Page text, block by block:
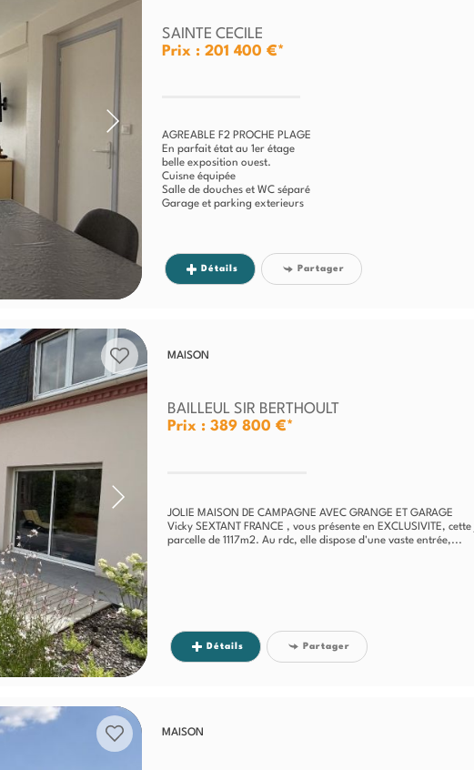
SAINTE CECILE
Prix : 201 400 €*
AGREABLE F2 PROCHE PLAGE
En parfait état au 1er étage
belle exposition ouest.
Cuisne équipée
Salle de douches et WC séparé
Garage et parking exterieurs
Détails Partager
MAISON
BAILLEUL SIR BERTHOULT
Prix : 389 800 €*
JOLIE MAISON DE CAMPAGNE AVEC GRANGE ET GARAGE
Vicky SEXTANT FRANCE , vous présente en EXCLUSIVITE,
parcelle de 1117m2. Au rdc, elle dispose d'une vaste entrée,...
Détails Partager
MAISON